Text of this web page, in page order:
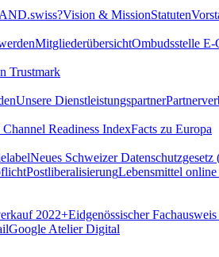
Vision & MissionStatuten
MitgliederübersichtOmbudsstelle E-
Trustmark
Unsere Dienstleistungspartner
Readiness IndexFacts zu Europa
Neues Schweizer Datenschutzgesetz
PostliberalisierungLebensmittel
2022+Eidgenössischer
Google Atelier Digital